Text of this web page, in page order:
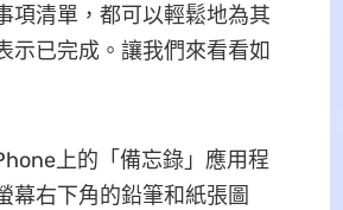
項清單，都可以輕鬆地為其
示已完成。讓我們來看看如
上的「備忘錄」應用程
幕右下角的鉛筆和紙張圖